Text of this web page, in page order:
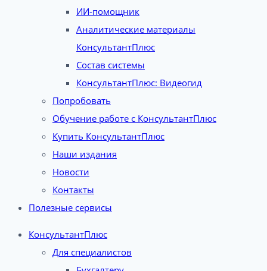
ИИ-помощник
Аналитические материалы
КонсультантПлюс
Состав системы
КонсультантПлюс: Видеогид
Попробовать
Обучение работе с КонсультантПлюс
Купить КонсультантПлюс
Наши издания
Новости
Контакты
Полезные сервисы
КонсультантПлюс
Для специалистов